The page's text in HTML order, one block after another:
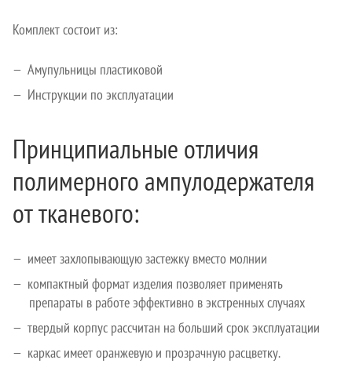
Комплект состоит из:
Амупульницы пластиковой
Инструкции по эксплуатации
Принципиальные отличия
полимерного ампулодержателя
от тканевого:
имеет захлопывающую застежку вместо молнии
компактный формат изделия позволяет применять
препараты в работе эффективно в экстренных случаях
твердый корпус рассчитан на больший срок эксплуатации
каркас имеет оранжевую и прозрачную расцветку.